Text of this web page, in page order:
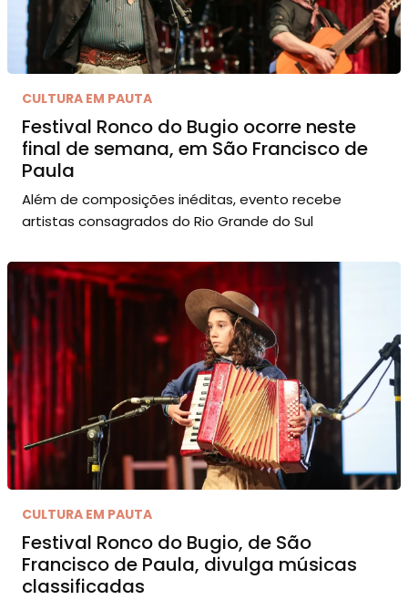
CULTURA EM PAUTA
Festival Ronco do Bugio ocorre neste
final de semana, em São Francisco de
Paula
Além de composições inéditas, evento recebe
artistas consagrados do Rio Grande do Sul
CULTURA EM PAUTA
Festival Ronco do Bugio, de São
Francisco de Paula, divulga músicas
classificadas